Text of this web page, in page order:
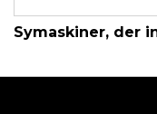
Symaskiner, der